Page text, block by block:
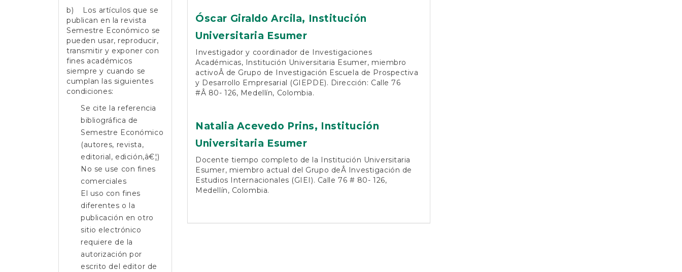
b) Los artículos que se
publican en la revista
Semestre Económico se
pueden usar, reproducir,
transmitir y exponer con
fines académicos
siempre y cuando se
cumplan las siguientes
condiciones:
Se cite la referencia
bibliográfica de
Semestre Económico
(autores, revista,
editorial, edición,â€¦)
No se use con fines
comerciales
El uso con fines
diferentes o la
publicación en otro
sitio electrónico
requiere de la
autorización por
escrito del editor de
Óscar Giraldo Arcila, Institución
Universitaria Esumer
Investigador y coordinador de Investigaciones
Académicas, Institución Universitaria Esumer, miembro
activoÂ de Grupo de Investigación Escuela de Prospectiva
y Desarrollo Empresarial (GIEPDE). Dirección: Calle 76
#Â 80- 126, Medellín, Colombia.
Natalia Acevedo Prins, Institución
Universitaria Esumer
Docente tiempo completo de la Institución Universitaria
Esumer, miembro actual del Grupo deÂ Investigación de
Estudios Internacionales (GIEI). Calle 76 # 80- 126,
Medellín, Colombia.